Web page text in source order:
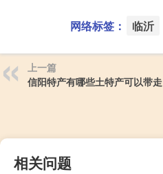
网络标签： 临沂
上一篇
信阳特产有哪些土特产可以带走
相关问题